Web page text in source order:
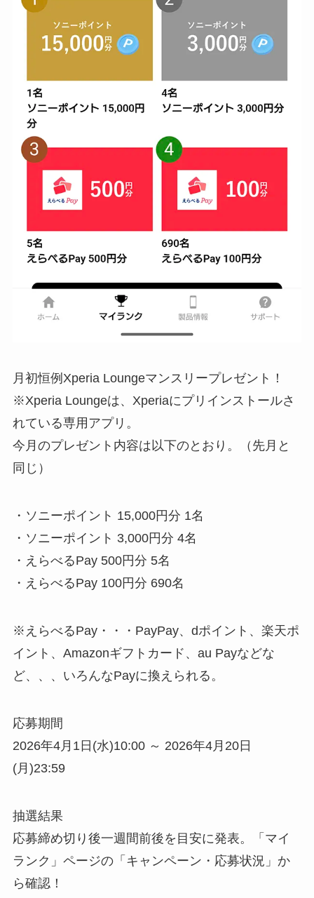
月初恒例Xperia Loungeマンスリープレゼント！
※Xperia Loungeは、Xperiaにプリインストールさ
れている専用アプリ。
今月のプレゼント内容は以下のとおり。（先月と
同じ）
・ソニーポイント 15,000円分 1名​
・ソニーポイント 3,000円分 4名​
・えらべるPay 500円分 5名​
・えらべるPay 100円分 690名​
※えらべるPay・・・PayPay、dポイント、楽天ポ
イント、Amazonギフトカード、au Payなどな
ど、、、いろんなPayに換えられる。
応募期間​
2026年4月1日(水)10:00 ～ 2026年4月20日
(月)23:59​
抽選結果
応募締め切り後一週間前後を目安に発表。​「マイ
ランク」ページの「キャンペーン・応募状況」か
ら確認！